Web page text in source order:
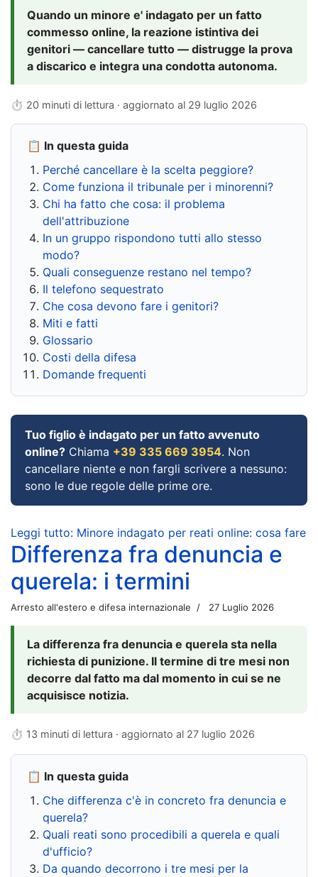
Quando un minore e' indagato per un fatto
commesso online, la reazione istintiva dei
genitori — cancellare tutto — distrugge la prova
a discarico e integra una condotta autonoma.
⏱ 20 minuti di lettura · aggiornato al 29 luglio 2026
📋 In questa guida
Perché cancellare è la scelta peggiore?
Come funziona il tribunale per i minorenni?
Chi ha fatto che cosa: il problema
dell'attribuzione
In un gruppo rispondono tutti allo stesso
modo?
Quali conseguenze restano nel tempo?
Il telefono sequestrato
Che cosa devono fare i genitori?
Miti e fatti
Glossario
Costi della difesa
Domande frequenti
Tuo figlio è indagato per un fatto avvenuto
online? Chiama +39 335 669 3954. Non
cancellare niente e non fargli scrivere a nessuno:
sono le due regole delle prime ore.
Leggi tutto: Minore indagato per reati online: cosa fare
Differenza fra denuncia e
querela: i termini
Arresto all'estero e difesa internazionale 27 Luglio 2026
La differenza fra denuncia e querela sta nella
richiesta di punizione. Il termine di tre mesi non
decorre dal fatto ma dal momento in cui se ne
acquisisce notizia.
⏱ 13 minuti di lettura · aggiornato al 27 luglio 2026
📋 In questa guida
Che differenza c'è in concreto fra denuncia e
querela?
Quali reati sono procedibili a querela e quali
d'ufficio?
Da quando decorrono i tre mesi per la